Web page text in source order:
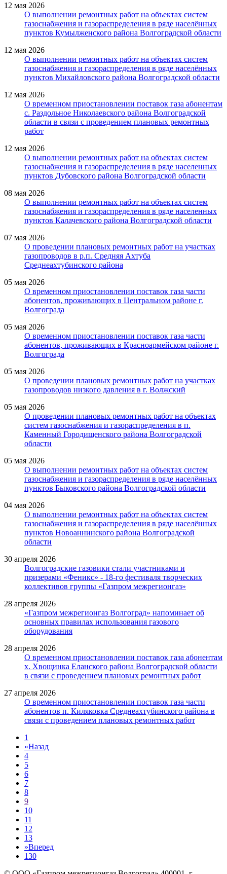
12 мая 2026
О выполнении ремонтных работ на объектах систем
газоснабжения и газораспределения в ряде населённых
пунктов Кумылженского района Волгоградской области
12 мая 2026
О выполнении ремонтных работ на объектах систем
газоснабжения и газораспределения в ряде населённых
пунктов Михайловского района Волгоградской области
12 мая 2026
О временном приостановлении поставок газа абонентам
с. Раздольное Николаевского района Волгоградской
области в связи с проведением плановых ремонтных
работ
12 мая 2026
О выполнении ремонтных работ на объектах систем
газоснабжения и газораспределения в ряде населенных
пунктов Дубовского района Волгоградской области
08 мая 2026
О выполнении ремонтных работ на объектах систем
газоснабжения и газораспределения в ряде населенных
пунктов Калачевского района Волгоградской области
07 мая 2026
О проведении плановых ремонтных работ на участках
газопроводов в р.п. Средняя Ахтуба
Среднеахтубинского района
05 мая 2026
О временном приостановлении поставок газа части
абонентов, проживающих в Центральном районе г.
Волгограда
05 мая 2026
О временном приостановлении поставок газа части
абонентов, проживающих в Красноармейском районе г.
Волгограда
05 мая 2026
О проведении плановых ремонтных работ на участках
газопроводов низкого давления в г. Волжский
05 мая 2026
О проведении плановых ремонтных работ на объектах
систем газоснабжения и газораспределения в п.
Каменный Городищенского района Волгоградской
области
05 мая 2026
О выполнении ремонтных работ на объектах систем
газоснабжения и газораспределения в ряде населённых
пунктов Быковского района Волгоградской области
04 мая 2026
О выполнении ремонтных работ на объектах систем
газоснабжения и газораспределения в ряде населённых
пунктов Новоаннинского района Волгоградской
области
30 апреля 2026
Волгоградские газовики стали участниками и
призерами «Феникс» - 18-го фестиваля творческих
коллективов группы «Газпром межрегионгаз»
28 апреля 2026
«Газпром межрегионгаз Волгоград» напоминает об
основных правилах использования газового
оборудования
28 апреля 2026
О временном приостановлении поставок газа абонентам
х. Хвощинка Еланского района Волгоградской области
в связи с проведением плановых ремонтных работ
27 апреля 2026
О временном приостановлении поставок газа части
абонентов п. Киляковка Среднеахтубинского района в
связи с проведением плановых ремонтных работ
1
«Назад
4
5
6
7
8
9
10
11
12
13
»Вперед
130